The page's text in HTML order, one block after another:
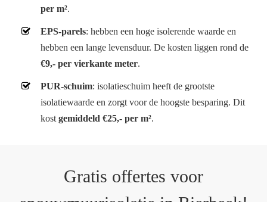
per m².
EPS-parels: hebben een hoge isolerende waarde en
hebben een lange levensduur. De kosten liggen rond de
€9,- per vierkante meter.
PUR-schuim: isolatieschuim heeft de grootste
isolatiewaarde en zorgt voor de hoogste besparing. Dit
kostgemiddeld €25,- per m².
Gratis offertes voor